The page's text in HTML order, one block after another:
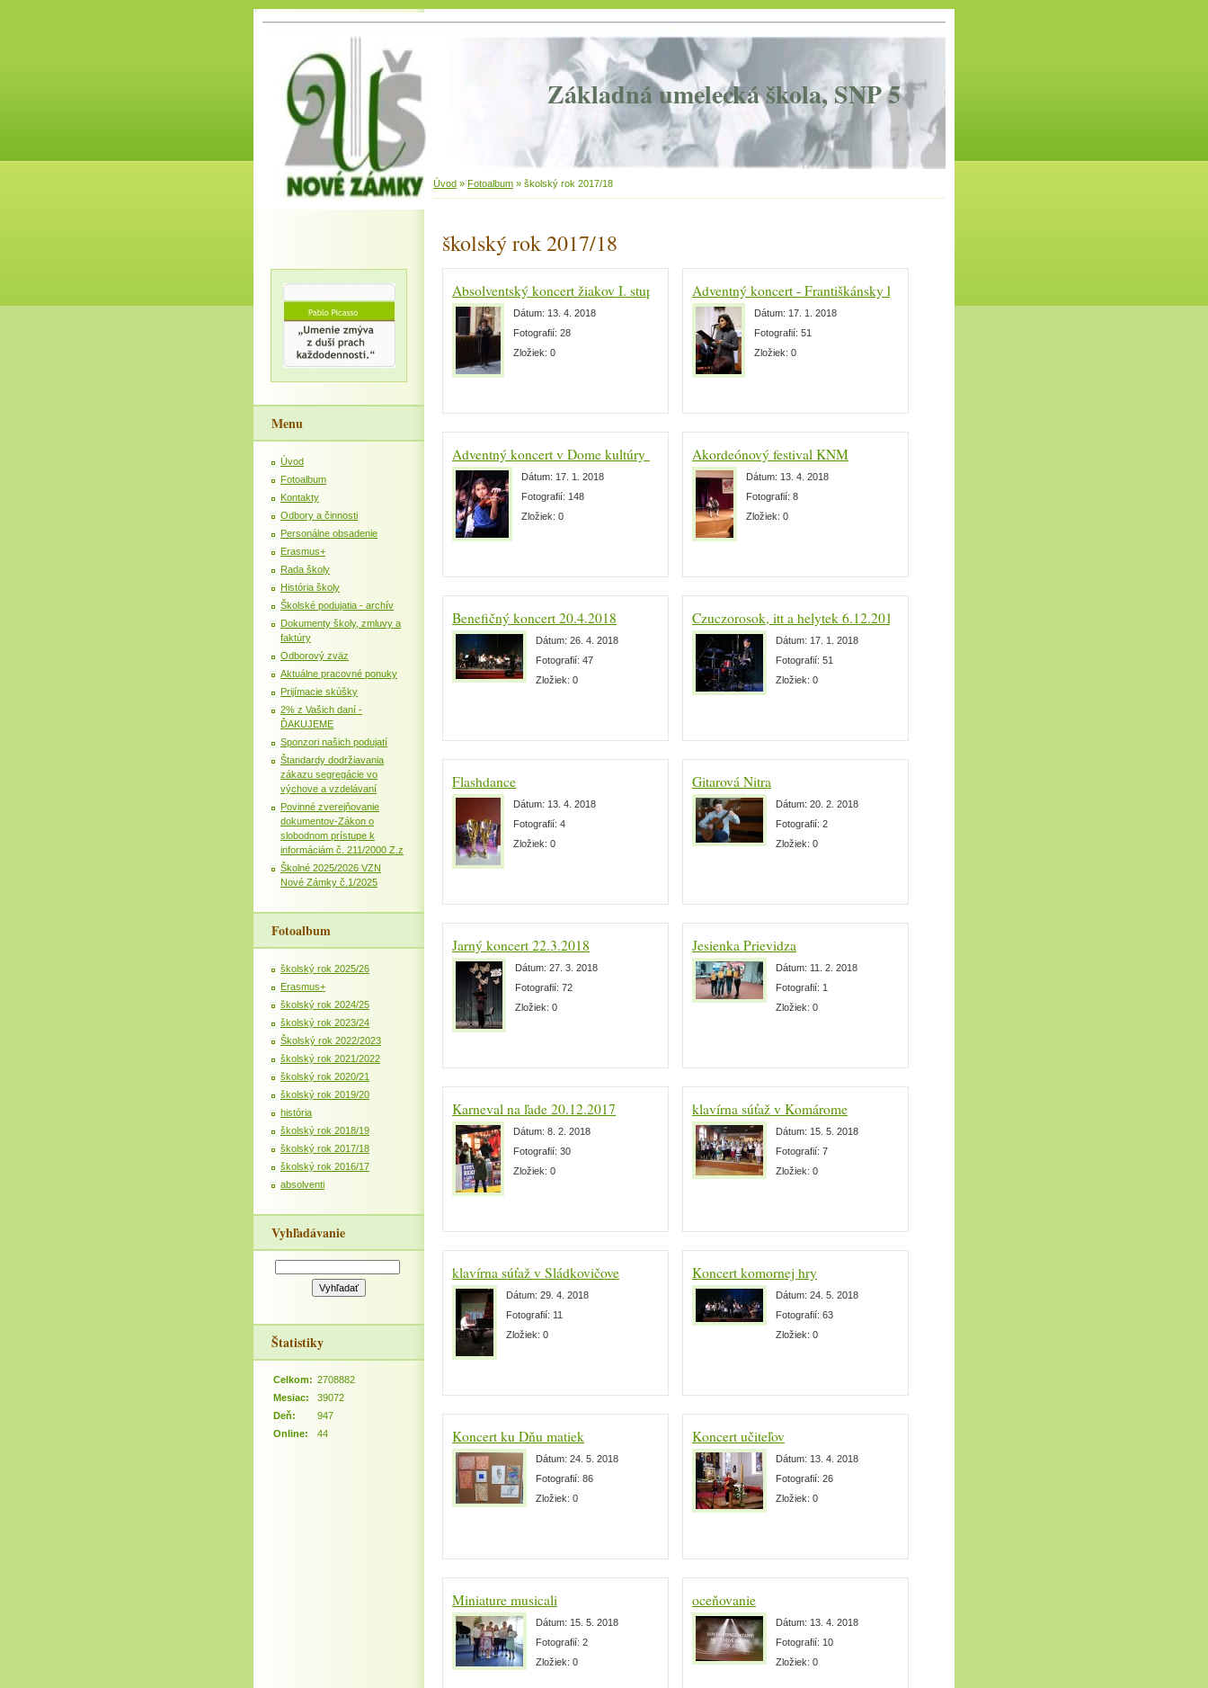
Základná umelecká škola, SNP 5
Úvod » Fotoalbum » školský rok 2017/18
školský rok 2017/18
Absolventský koncert žiakov I. stupňa
Dátum: 13. 4. 2018
Fotografií: 28
Zložiek: 0
Adventný koncert - Františkánsky kostol 13.12.2017
Dátum: 17. 1. 2018
Fotografií: 51
Zložiek: 0
Adventný koncert v Dome kultúry 15.12.2017
Dátum: 17. 1. 2018
Fotografií: 148
Zložiek: 0
Akordeónový festival KNM
Dátum: 13. 4. 2018
Fotografií: 8
Zložiek: 0
Benefičný koncert 20.4.2018
Dátum: 26. 4. 2018
Fotografií: 47
Zložiek: 0
Czuczorosok, itt a helytek 6.12.2017
Dátum: 17. 1. 2018
Fotografií: 51
Zložiek: 0
Flashdance
Dátum: 13. 4. 2018
Fotografií: 4
Zložiek: 0
Gitarová Nitra
Dátum: 20. 2. 2018
Fotografií: 2
Zložiek: 0
Jarný koncert 22.3.2018
Dátum: 27. 3. 2018
Fotografií: 72
Zložiek: 0
Jesienka Prievidza
Dátum: 11. 2. 2018
Fotografií: 1
Zložiek: 0
Karneval na ľade 20.12.2017
Dátum: 8. 2. 2018
Fotografií: 30
Zložiek: 0
klavírna súťaž v Komárome
Dátum: 15. 5. 2018
Fotografií: 7
Zložiek: 0
klavírna súťaž v Sládkovičove
Dátum: 29. 4. 2018
Fotografií: 11
Zložiek: 0
Koncert komornej hry
Dátum: 24. 5. 2018
Fotografií: 63
Zložiek: 0
Koncert ku Dňu matiek
Dátum: 24. 5. 2018
Fotografií: 86
Zložiek: 0
Koncert učiteľov
Dátum: 13. 4. 2018
Fotografií: 26
Zložiek: 0
Miniature musicali
Dátum: 15. 5. 2018
Fotografií: 2
Zložiek: 0
oceňovanie
Dátum: 13. 4. 2018
Fotografií: 10
Zložiek: 0
Menu
Úvod
Fotoalbum
Kontakty
Odbory a činnosti
Personálne obsadenie
Erasmus+
Rada školy
História školy
Školské podujatia - archív
Dokumenty školy, zmluvy a
faktúry
Odborový zväz
Aktuálne pracovné ponuky
Prijímacie skúšky
2% z Vašich daní -
ĎAKUJEME
Sponzori našich podujatí
Štandardy dodržiavania
zákazu segregácie vo
výchove a vzdelávaní
Povinné zverejňovanie
dokumentov-Zákon o
slobodnom prístupe k
informáciám č. 211/2000 Z.z
Školné 2025/2026 VZN
Nové Zámky č.1/2025
Fotoalbum
školský rok 2025/26
Erasmus+
školský rok 2024/25
školský rok 2023/24
Školský rok 2022/2023
školský rok 2021/2022
školský rok 2020/21
školský rok 2019/20
história
školský rok 2018/19
školský rok 2017/18
školský rok 2016/17
absolventi
Vyhľadávanie
Štatistiky
Online: 44
Celkom: 2708882
Mesiac:
39072
Deň:
947